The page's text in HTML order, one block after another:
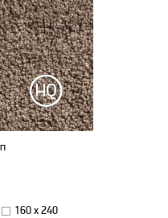
160 х 240